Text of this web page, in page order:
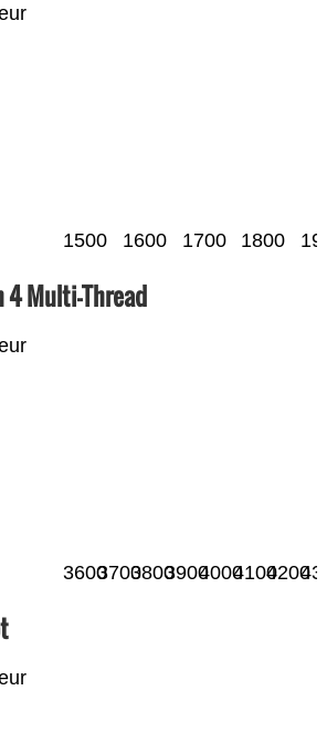
1500 1600 1700 1800
4 Multi-Thread
3600370038003900400041004200